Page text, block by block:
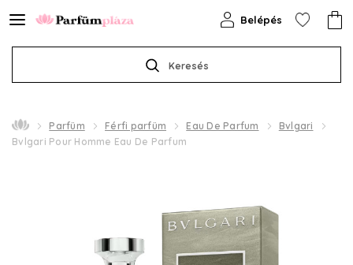
Keresés
Belépés
Parfüm Férfi parfüm Eau De Parfum
Bvlgari
Bvlgari Pour Homme Eau De Parfum